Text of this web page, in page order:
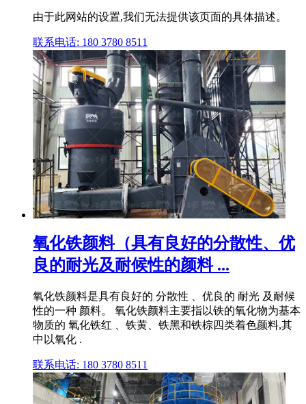
由于此网站的设置,我们无法提供该页面的具体描述。
联系电话: 180 3780 8511
氧化铁颜料（具有良好的分散性、优
良的耐光及耐候性的颜料 ...
氧化铁颜料是具有良好的 分散性 、优良的 耐光 及耐候
性的一种 颜料。 氧化铁颜料主要指以铁的氧化物为基本
物质的 氧化铁红 、铁黄、铁黑和铁棕四类着色颜料,其
中以氧化 .
联系电话: 180 3780 8511